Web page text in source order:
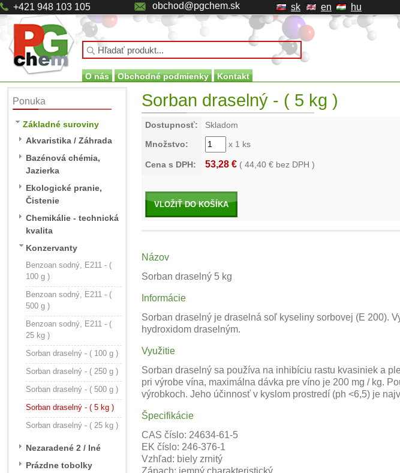
+421 948 103 105 obchod@pgchem.sk sk en hu
O nás Obchodné podmienky Kontakt
Ponuka
Základné suroviny
Akvaristika / Záhrada
Bazénová chémia,
Jazierka
Ekologické pranie,
Čistenie
Chemikálie - technická
kvalita
Konzervanty
Benzoan sodný, E211 - (
100 g )
Benzoan sodný, E211 - (
500 g )
Benzoan sodný, E211 - (
25 kg )
Sorban draselný - ( 100 g )
Sorban draselný - ( 250 g )
Sorban draselný - ( 500 g )
Sorban draselný - ( 5 kg )
Sorban draselný - ( 25 kg )
Nezaradené 2 / Iné
Prázdne tobolky
Sorban draselný - ( 5 kg )
Dostupnosť:
Skladom
Množstvo:
x 1 ks
Cena s DPH: 53,28 € ( 44,40 € bez DPH )
VLOŽIŤ DO KOŠÍKA
Názov
Sorban draselný 5 kg
Informácie
Sorban draselný je draselná soľ kyseliny sorbovej (E 200).
hydroxidom draselným.
Využitie
Sorban draselný sa používa na inhibíciu rastu kvasiniek a
pri výrobe vína, maximálna dávka pre víno je 200 mg / kg.
výrobkoch. Jeho účinnosť v kyslom prostredí (ph <6,5) je
Špecifikácie
CAS číslo: 24634-61-5
EK číslo: 246-376-1
Vzhľad: biely zrnitý
Zápach: jemný charakteristický